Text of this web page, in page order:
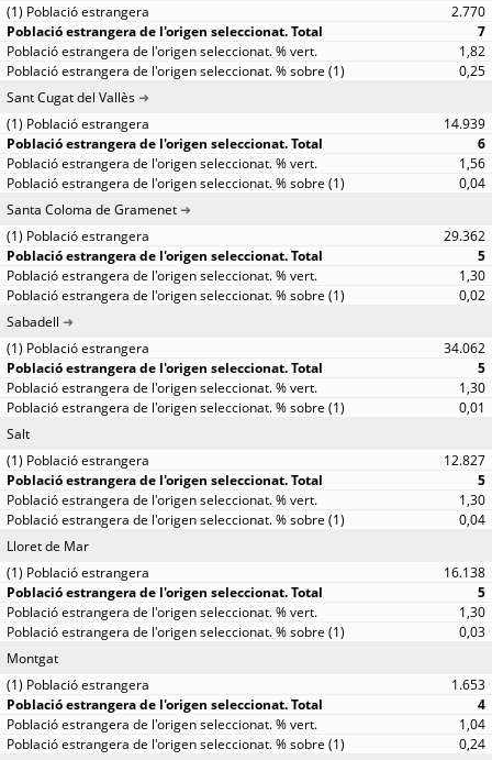
2.770
7
1,82
0,25
Sant Cugat del Vallès
14.939
6
1,56
0,04
Santa Coloma de Gramenet
29.362
5
1,30
0,02
Sabadell
34.062
5
1,30
0,01
Salt
12.827
5
1,30
0,04
Lloret de Mar
16.138
5
1,30
0,03
Montgat
1.653
4
1,04
0,24